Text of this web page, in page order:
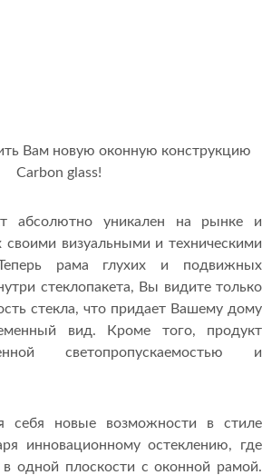
Вам новую оконную конструкцию
Carbon glass!
уникален на рынке и
своими визуальными и техническими
Теперь рама глухих и подвижных
стеклопакета, Вы видите только
стекла, что придает Вашему дому
вид. Кроме того, продукт
светопропускаемостью и
новые возможности в стиле
инновационному остеклению, где
одной плоскости с оконной рамой.